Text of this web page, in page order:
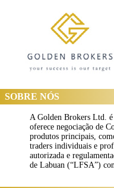
SOBRE NÓS
A Golden Brokers Ltd. é
oferece negociação de
produtos principais,
traders individuais e
autorizada e
de Labuan (“LFSA”)